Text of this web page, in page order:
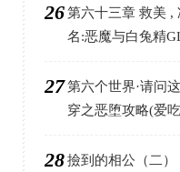
26第六十三章 救美 ,
名:恶魔与白兔精
27第六个世界·请问
穿之恶堕攻略(爱
28撿到的相公（二